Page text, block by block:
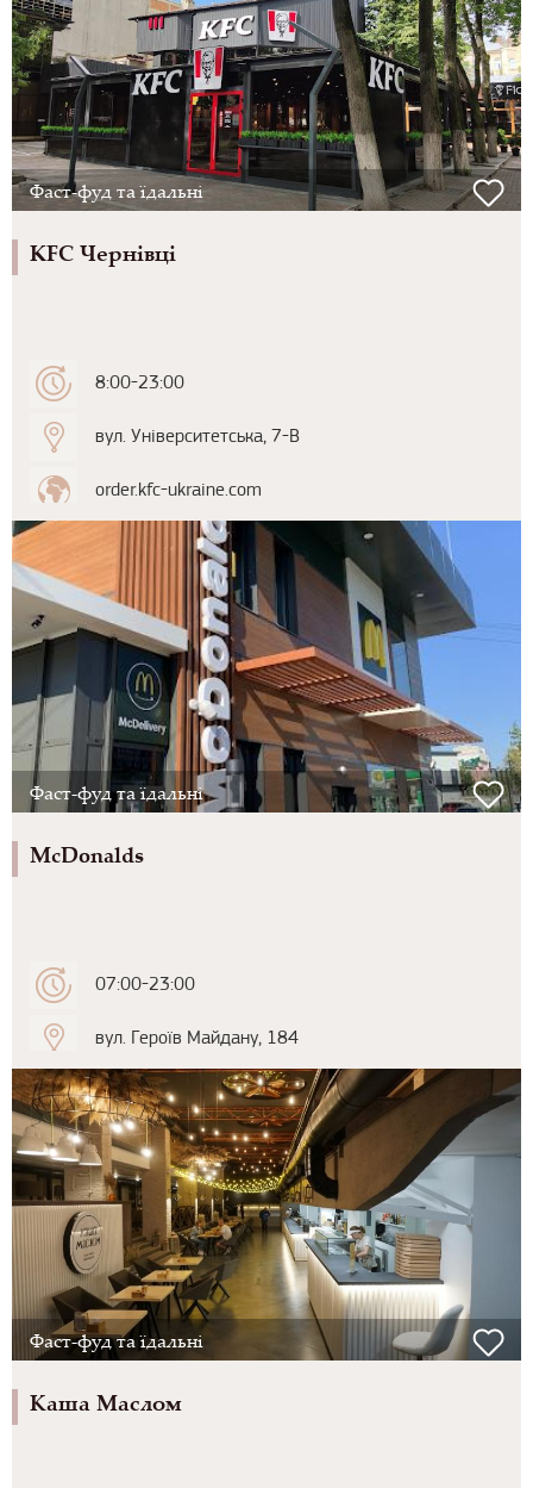
Фаст-фуд та їдальні
KFC Чернівці
8:00-23:00
вул. Університетська, 7-В
order.kfc-ukraine.com
Фаст-фуд та їдальні
McDonalds
07:00-23:00
вул. Героїв Майдану, 184
Фаст-фуд та їдальні
Каша Маслом